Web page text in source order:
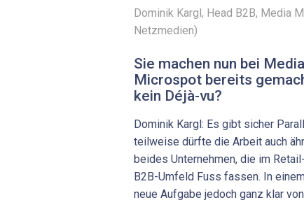
Dominik Kargl, Head B2B, Media
Netzmedien)
Sie machen nun bei
Microspot bereits
kein Déjà-vu?
Dominik Kargl: Es gibt sicher
teilweise dürfte die Arbeit auch
beides Unternehmen, die im
B2B-Umfeld Fuss fassen. In
neue Aufgabe jedoch ganz klar